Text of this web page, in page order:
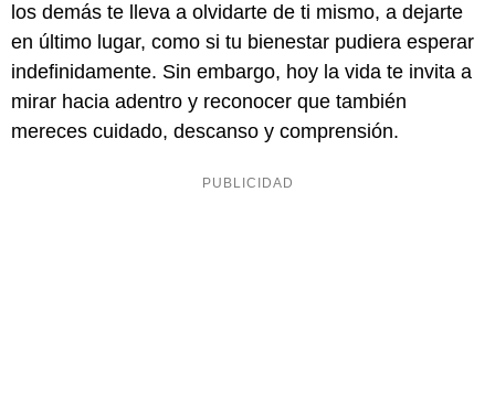
los demás te lleva a olvidarte de ti mismo, a dejarte
en último lugar, como si tu bienestar pudiera esperar
indefinidamente. Sin embargo, hoy la vida te invita a
mirar hacia adentro y reconocer que también
mereces cuidado, descanso y comprensión.